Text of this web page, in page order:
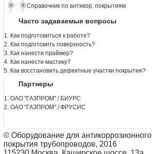
Справочник по антикор. покрытиям
Часто задаваемые вопросы
1. Как подготовиться к работе?
2. Как подготовить поверхность?
3. Как нанести праймер?
4. Как нанести мастику?
5. Как восстановить дефектные участки покрытия?
Партнеры
1. ОАО "ГАЗПРОМ" / БИУРС
2. ОАО "ГАЗПРОМ" / ФРУСИС
© Оборудование для антикоррозионного
покрытия трубопроводов, 2016